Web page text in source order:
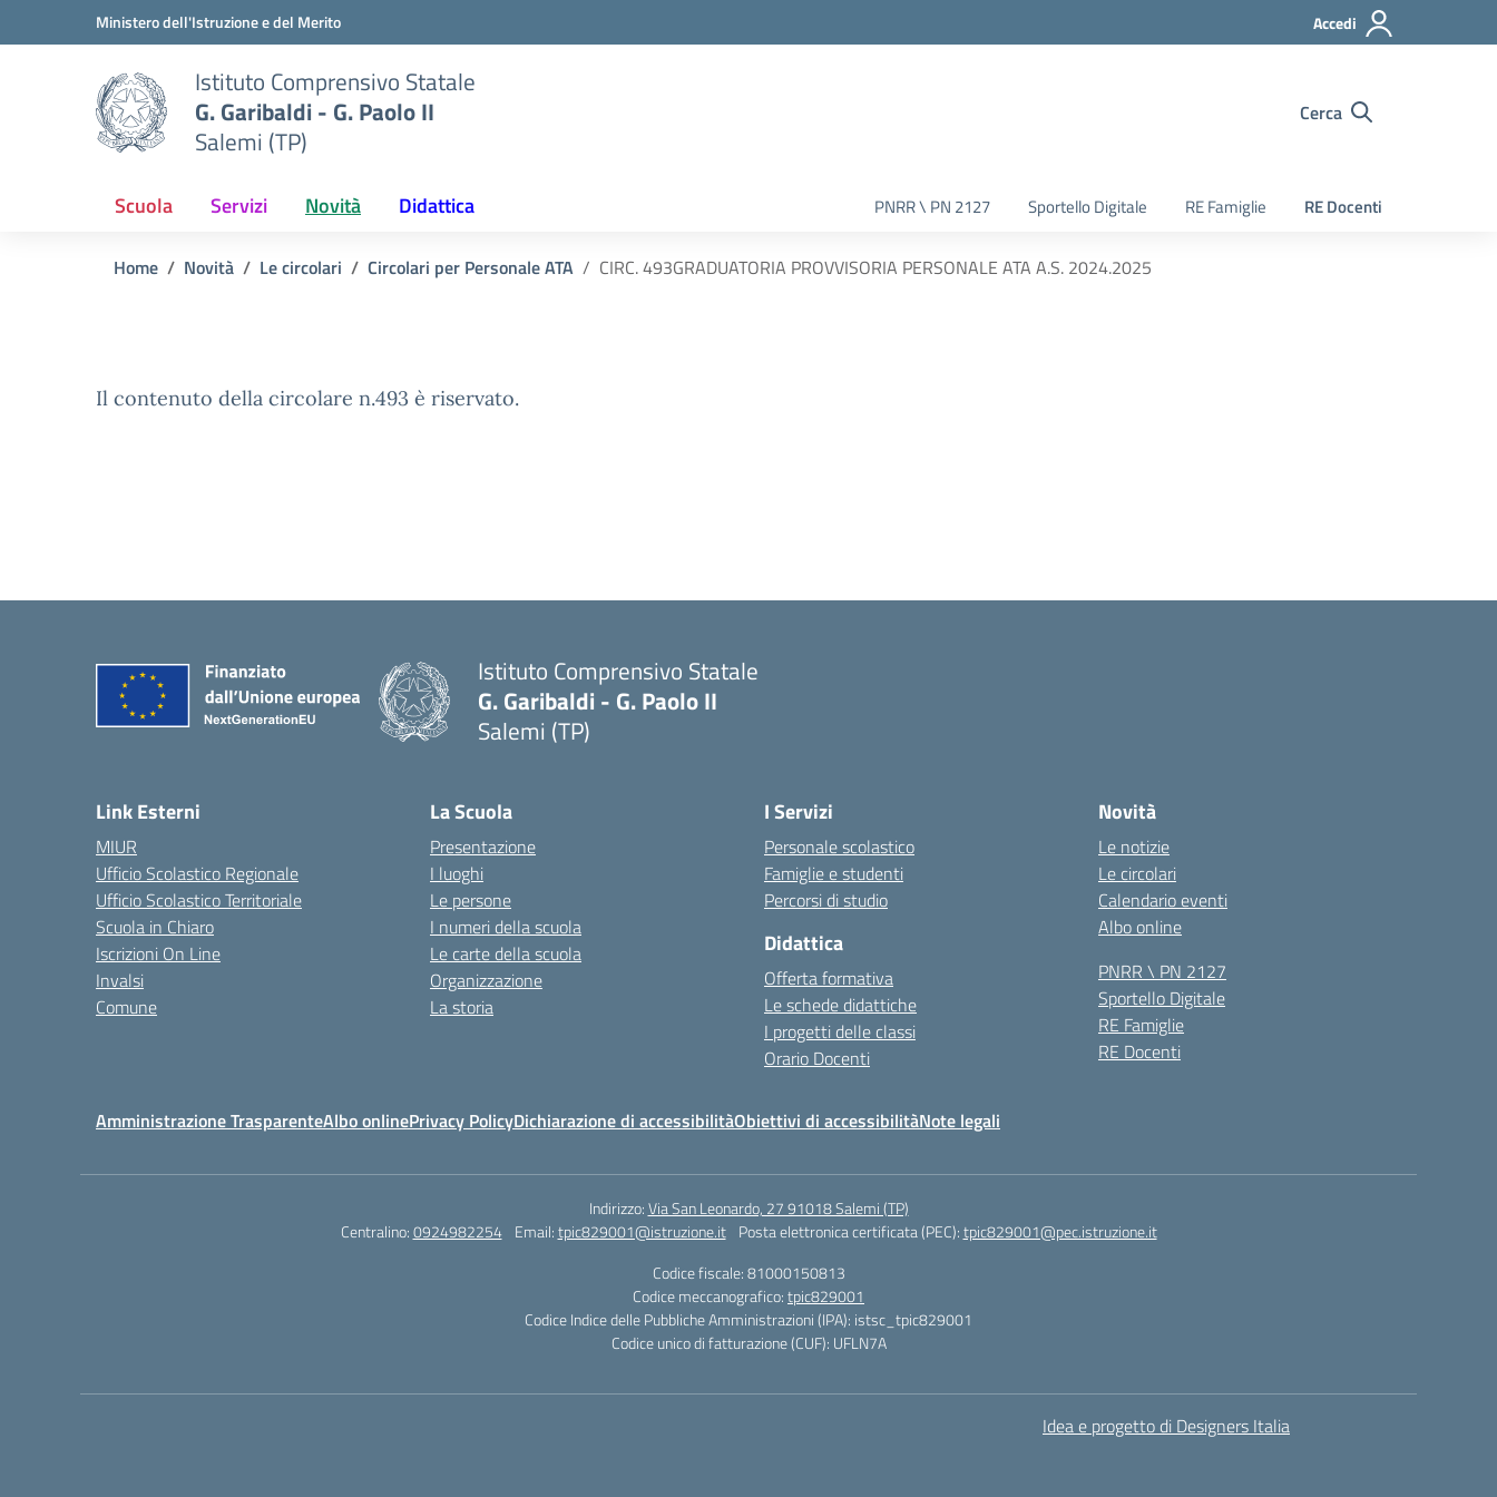
Vai ai contenuti
Vai al menu di navigazioneMinistero dell'Istruzione e del Merito Accedi
Istituto Comprensivo Statale
G. Garibaldi - G. Paolo II
Salemi (TP)
Cerca
Scuola Servizi Novità Didattica PNRR \ PN 2127 Sportello Digitale RE Famiglie RE Docenti
Home Novità Le circolari Circolari per Personale ATA CIRC. 493GRADUATORIA PROVVISORIA PERSONALE ATA A.S. 2024.2025
Il contenuto della circolare n.493 è riservato.
Istituto Comprensivo Statale
G. Garibaldi - G. Paolo II
Salemi (TP)
Link Esterni
MIUR
Ufficio Scolastico Regionale
Ufficio Scolastico Territoriale
Scuola in Chiaro
Iscrizioni On Line
Invalsi
Comune
La Scuola
Presentazione
I luoghi
Le persone
I numeri della scuola
Le carte della scuola
Organizzazione
La storia
I Servizi
Personale scolastico
Famiglie e studenti
Percorsi di studio
Didattica
Offerta formativa
Le schede didattiche
I progetti delle classi
Orario Docenti
Novità
Le notizie
Le circolari
Calendario eventi
Albo online
PNRR \ PN 2127
Sportello Digitale
RE Famiglie
RE Docenti
Amministrazione TrasparenteAlbo onlinePrivacy PolicyDichiarazione di accessibilitàObiettivi di accessibilitàNote legali
Indirizzo:Via San Leonardo, 27 91018 Salemi (TP)
Centralino:0924982254 Email:tpic829001@istruzione.it Posta elettronica certificata (PEC):tpic829001@pec.istruzione.it
Codice fiscale: 81000150813
Codice meccanografico:tpic829001
Codice Indice delle Pubbliche Amministrazioni (IPA): istsc_tpic829001
Codice unico di fatturazione (CUF): UFLN7A
Idea e progetto di Designers Italia